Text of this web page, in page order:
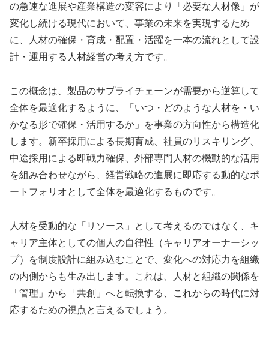
の急速な進展や産業構造の変容により「必要な人材像」が
変化し続ける現代において、事業の未来を実現するため
に、人材の確保・育成・配置・活躍を一本の流れとして設
計・運用する人材経営の考え方です。
この概念は、製品のサプライチェーンが需要から逆算して
全体を最適化するように、「いつ・どのような人材を・い
かなる形で確保・活用するか」を事業の方向性から構造化
します。新卒採用による長期育成、社員のリスキリング、
中途採用による即戦力確保、外部専門人材の機動的な活用
を組み合わせながら、経営戦略の進展に即応する動的なポ
ートフォリオとして全体を最適化するものです。
人材を受動的な「リソース」として考えるのではなく、キ
ャリア主体としての個人の自律性（キャリアオーナーシッ
プ）を制度設計に組み込むことで、変化への対応力を組織
の内側からも生み出します。これは、人材と組織の関係を
「管理」から「共創」へと転換する、これからの時代に対
応するための視点と言えるでしょう。